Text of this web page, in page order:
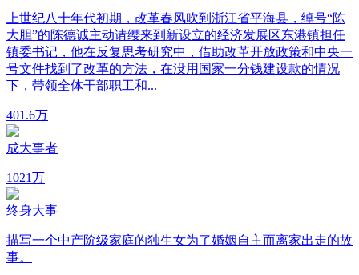
上世纪八十年代初期，改革春风吹到浙江省平海县，绰号“陈
大胆”的陈德诚主动请缨来到新设立的经济发展区东港镇担任
镇委书记，他在反复思考研究中，借助改革开放政策和中央一
号文件找到了改革的方法，在没用国家一分钱建设款的情况
下，带领全体干部职工和...
401.6万
成大事者
1021万
终身大事
描写一个中产阶级家庭的独生女为了婚姻自主而离家出走的故
事。